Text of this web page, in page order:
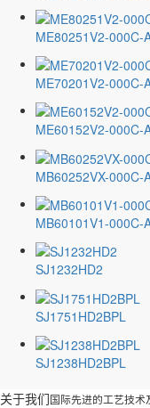
ME80251V2-000C-
ME70201V2-000C-
ME60152V2-000C-
MB60252VX-000C-
MB60101V1-000C-
SJ1232HD2
SJ1751HD2BPL
SJ1238HD2BPL
关于我们国际先进的工艺技术